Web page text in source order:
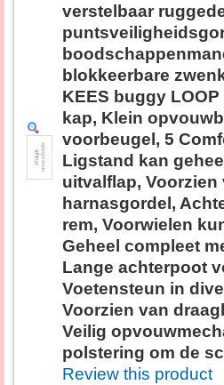
verstelbaar
blokkeerbare
KEES buggy
kap, Klein
voorbeugel, 5
Ligstand kan
uitvalflap, Voorzien
harnasgordel,
rem, Voorwielen
Geheel compleet
Lange achterpoot
Voetensteun in
Voorzien van
Veilig
polstering om de
Review this product